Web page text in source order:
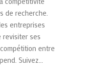
de recherche.
entreprises
revisiter ses
entre
Suivez...